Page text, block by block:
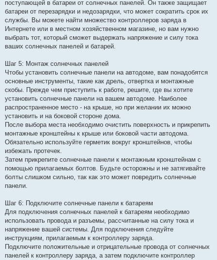
поступающей в батареи от солнечных панелей. Он также защищает
батареи от перезарядки и недозарядки, что может сократить срок их
службы. Вы можете найти множество контроллеров заряда в
Интернете или в местном хозяйственном магазине, но вам нужно
выбрать тот, который сможет выдержать напряжение и силу тока
ваших солнечных панелей и батарей.
Шаг 5: Монтаж солнечных панелей
Чтобы установить солнечные панели на автодоме, вам понадобятся
основные инструменты, такие как дрель, отвертка и монтажные
скобы. Прежде чем приступить к работе, решите, где вы хотите
установить солнечные панели на вашем автодоме. Наиболее
распространенное место - на крыше, но при желании их можно
установить и на боковой стороне дома.
После выбора места необходимо очистить поверхность и прикрепить
монтажные кронштейны к крыше или боковой части автодома.
Обязательно используйте герметик вокруг кронштейнов, чтобы
избежать протечек.
Затем прикрепите солнечные панели к монтажным кронштейнам с
помощью прилагаемых болтов. Будьте осторожны и не затягивайте
болты слишком сильно, так как это может повредить солнечные
панели.
Шаг 6: Подключите солнечные панели к батареям
Для подключения солнечных панелей к батареям необходимо
использовать провода и разъемы, рассчитанные на силу тока и
напряжение вашей системы. Для подключения следуйте
инструкциям, прилагаемым к контроллеру заряда.
Подключите положительные и отрицательные провода от солнечных
панелей к контроллеру заряда, а затем подключите контроллер